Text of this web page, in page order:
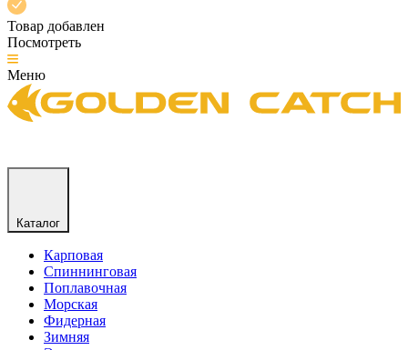
Товар добавлен
Посмотреть
Меню
Каталог
Карповая
Спиннинговая
Поплавочная
Морская
Фидерная
Зимняя